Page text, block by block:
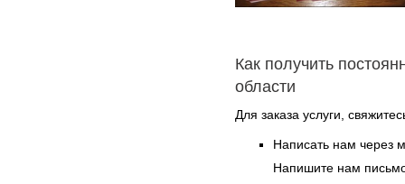
Как получить
области
Для заказа услуги,
Написать нам через
Напишите нам